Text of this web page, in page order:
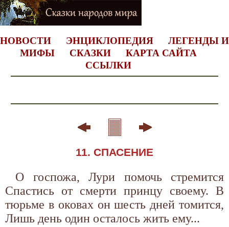
НОВОСТИ ЭНЦИКЛОПЕДИЯ
ЛЕГЕНДЫ И
МИФЫ
СКАЗКИ
КАРТА САЙТА
ССЫЛКИ
11. СПАСЕНИЕ
О госпожа, Лури помочь стремится
Спастись от смерти принцу своему. В
тюрьме в оковах он шесть дней томится,
Лишь день один осталось жить ему...